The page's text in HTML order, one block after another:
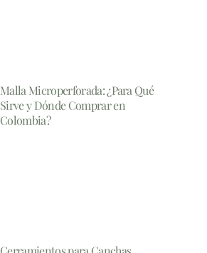
Malla Microperforada: ¿Para Qué
Sirve y Dónde Comprar en
Colombia?